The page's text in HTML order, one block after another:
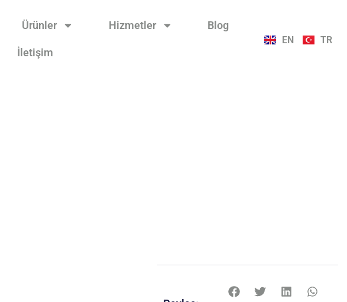
Ürünler Hizmetler Blog
İletişim
EN TR